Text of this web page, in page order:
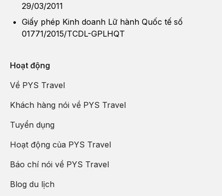
29/03/2011
Giấy phép Kinh doanh Lữ hành Quốc tế số
01771/2015/TCDL-GPLHQT
Hoạt động
Về PYS Travel
Khách hàng nói về PYS Travel
Tuyển dụng
Hoạt động của PYS Travel
Báo chí nói về PYS Travel
Blog du lịch